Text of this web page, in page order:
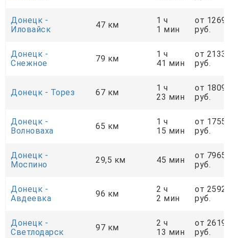
Донецк -
Иловайск
47 км
1 ч
1 мин
от 1269
руб.
Донецк -
Снежное
79 км
1 ч
41 мин
от 2133
руб.
Донецк - Торез 67 км
1 ч
23 мин
от 1809
руб.
Донецк -
Волноваха
65 км
1 ч
15 мин
от 1755
руб.
Донецк -
Моспино
29,5 км 45 мин
от 7965
руб.
Донецк -
Авдеевка
96 км
2 ч
2 мин
от 2592
руб.
Донецк -
Светлодарск
97 км
2 ч
13 мин
от 2619
руб.